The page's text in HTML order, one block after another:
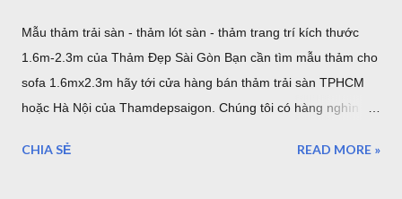
Mẫu thảm trải sàn - thảm lót sàn - thảm trang trí kích thước
1.6m-2.3m của Thảm Đẹp Sài Gòn Bạn cần tìm mẫu thảm cho
sofa 1.6mx2.3m hãy tới cửa hàng bán thảm trải sàn TPHCM
hoặc Hà Nội của Thamdepsaigon. Chúng tôi có hàng nghìn
phòng khách, phòng ngủ, phòng ăn... mẫu thảm cho sofa
CHIA SẺ READ MORE »